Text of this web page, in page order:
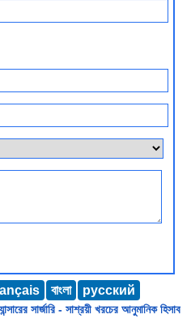
বাংলা русский
সার্জারি - সাশ্রয়ী খরচের আনুমানিক হিসাব